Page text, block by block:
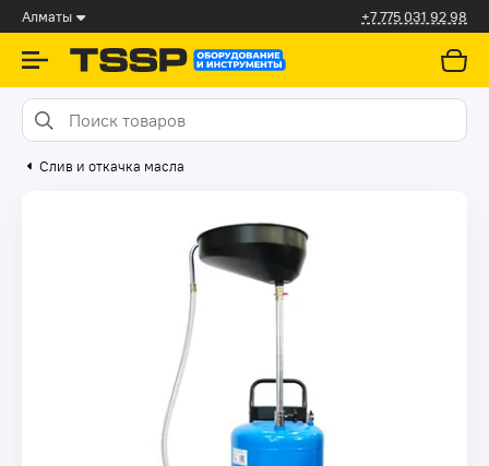
Алматы +7 775 031 92 98
Слив и откачка масла